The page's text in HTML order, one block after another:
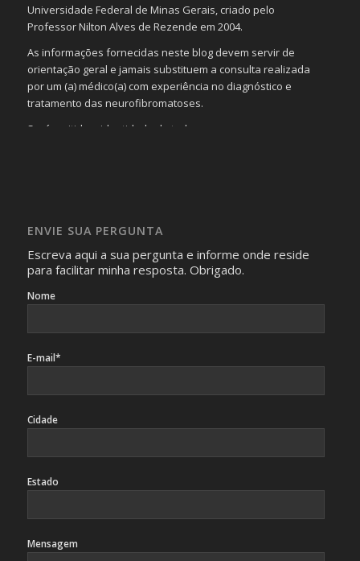
Universidade Federal de Minas Gerais, criado pelo
Professor Nilton Alves de Rezende em 2004.
As informações fornecidas neste blog devem servir de
orientação geral e jamais substituem a consulta realizada
por um (a) médico(a) com experiência no diagnóstico e
tratamento das neurofibromatoses.
Será omitida a identidade de todas as pessoas que
identificação da pessoa fotografada.
ENVIE SUA PERGUNTA
Escreva aqui a sua pergunta e informe onde reside
para facilitar minha resposta. Obrigado.
Nome
E-mail*
Cidade
Estado
Mensagem